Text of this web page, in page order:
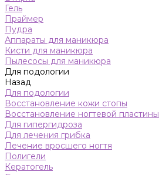
Гель
Праймер
Пудра
Аппараты для маникюра
Кисти для маникюра
Пылесосы для маникюра
Для подологии
Назад
Для подологии
Восстановление кожи стопы
Восстановление ногтевой пластины
Для гипергидроза
Для лечения грибка
Лечение вросшего ногтя
Полигели
Кератогель